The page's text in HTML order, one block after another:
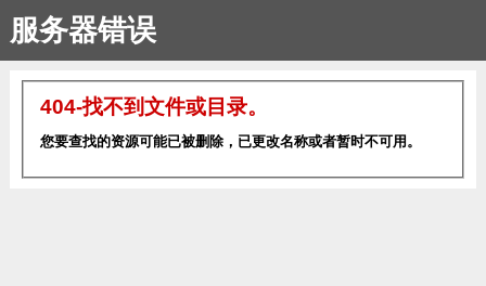
服务器错误
404-找不到文件或目录。
您要查找的资源可能已被删除，已更改名称或者暂时不可用。